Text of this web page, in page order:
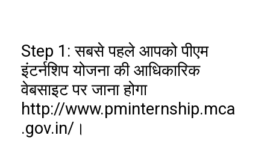
Step 1: सबसे पहले आपको पीएम
इंटर्नशिप योजना की आधिकारिक
वेबसाइट पर जाना होगा
http://www.pminternship.mca
.gov.in/।